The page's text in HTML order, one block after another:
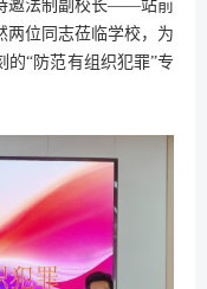
邀法制副校长——站前
两位同志莅临学校，为
“防范有组织犯罪”专